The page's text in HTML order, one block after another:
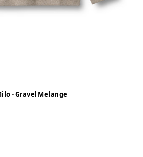
- Gravel Melange